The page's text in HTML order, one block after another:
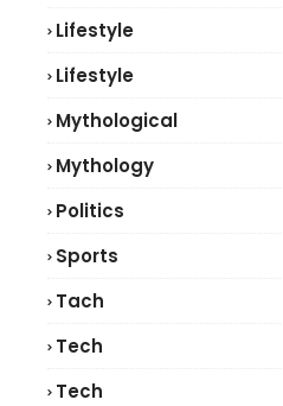
Lifestyle
Lifestyle
Mythological
Mythology
Politics
Sports
Tach
Tech
Tech